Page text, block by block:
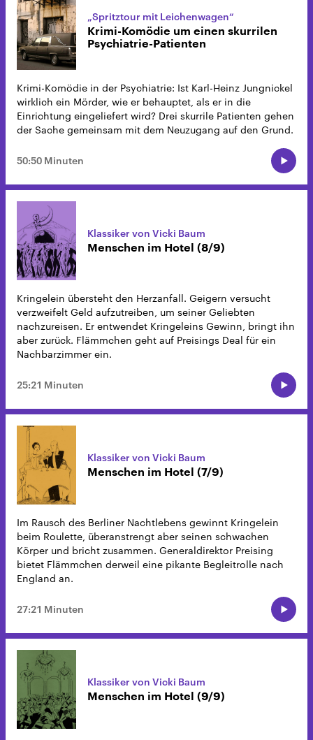
„Spritztour mit Leichenwagen“
Krimi-Komödie um einen skurrilen
Psychiatrie-Patienten
Krimi-Komödie in der Psychiatrie: Ist Karl-Heinz Jungnickel
wirklich ein Mörder, wie er behauptet, als er in die
Einrichtung eingeliefert wird? Drei skurrile Patienten gehen
der Sache gemeinsam mit dem Neuzugang auf den Grund.
50:50 Minuten
Klassiker von Vicki Baum
Menschen im Hotel (8/9)
Kringelein übersteht den Herzanfall. Geigern versucht
verzweifelt Geld aufzutreiben, um seiner Geliebten
nachzureisen. Er entwendet Kringeleins Gewinn, bringt ihn
aber zurück. Flämmchen geht auf Preisings Deal für ein
Nachbarzimmer ein.
25:21 Minuten
Klassiker von Vicki Baum
Menschen im Hotel (7/9)
Im Rausch des Berliner Nachtlebens gewinnt Kringelein
beim Roulette, überanstrengt aber seinen schwachen
Körper und bricht zusammen. Generaldirektor Preising
bietet Flämmchen derweil eine pikante Begleitrolle nach
England an.
27:21 Minuten
Klassiker von Vicki Baum
Menschen im Hotel (9/9)